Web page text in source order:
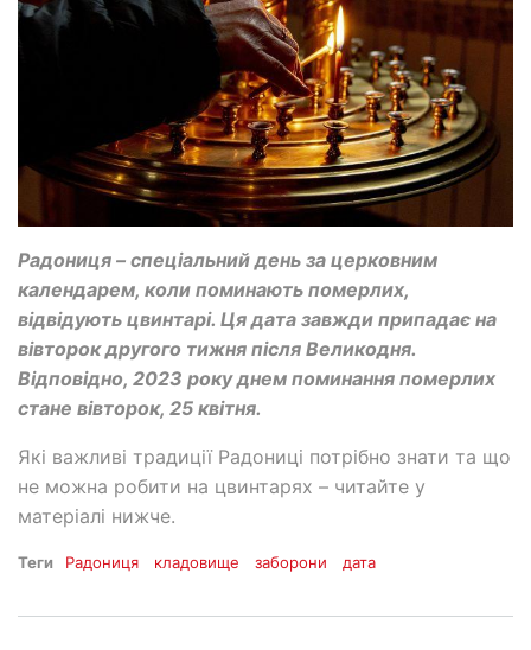
Радониця – спеціальний день за церковним
календарем, коли поминають померлих,
відвідують цвинтарі. Ця дата завжди припадає на
вівторок другого тижня після Великодня.
Відповідно, 2023 року днем поминання померлих
стане вівторок, 25 квітня.
Які важливі традиції Радониці потрібно знати та що
не можна робити на цвинтарях – читайте у
матеріалі нижче.
Теги Радониця кладовище заборони дата